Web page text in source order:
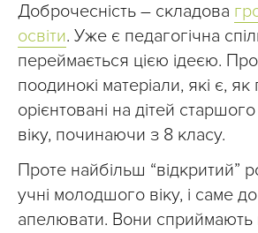
Доброчесність – складова
освіти. Уже є педагогічна
переймається цією ідеєю.
поодинокі матеріали, які є,
орієнтовані на дітей
віку, починаючи з 8 класу.
Проте найбільш “відкритий”
учні молодшого віку, і саме
апелювати. Вони сприймають